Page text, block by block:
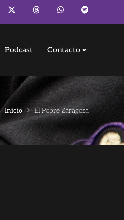
Podcast Contacto
Inicio El Pobre Zaragoza